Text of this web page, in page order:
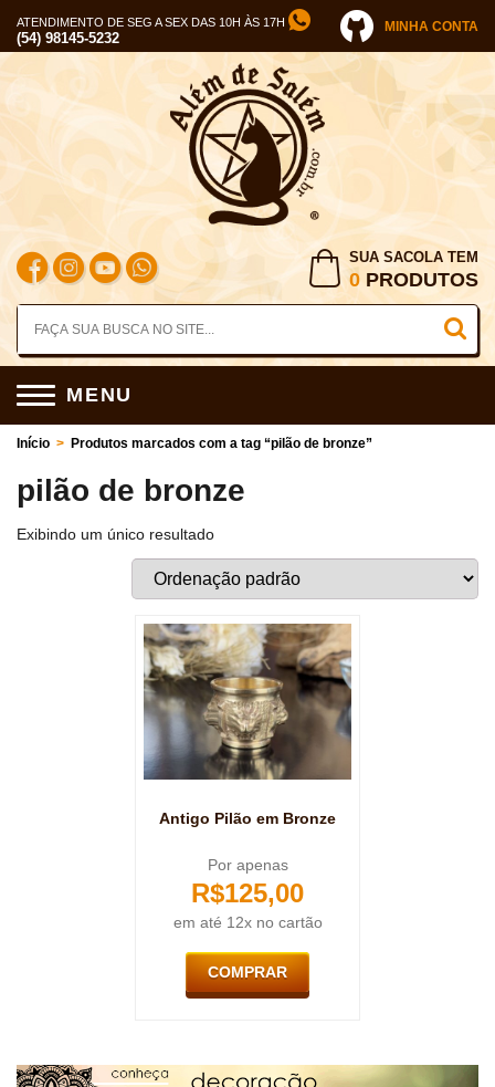
ATENDIMENTO DE SEG A SEX DAS 10H ÀS 17H
(54) 98145-5232
MINHA CONTA
SUA SACOLA TEM
0 PRODUTOS
MENU
Início > Produtos marcados com a tag “pilão de bronze”
pilão de bronze
Exibindo um único resultado
Antigo Pilão em Bronze
Por apenas
R$125,00
em até 12x no cartão
COMPRAR